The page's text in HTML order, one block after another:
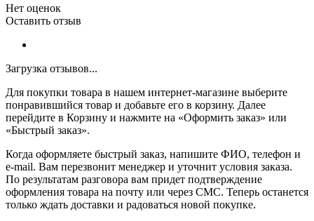
Нет оценок
Оставить отзыв
Загрузка отзывов...
Для покупки товара в нашем интернет-магазине выберите
понравившийся товар и добавьте его в корзину. Далее
перейдите в Корзину и нажмите на «Оформить заказ» или
«Быстрый заказ».
Когда оформляете быстрый заказ, напишите ФИО, телефон и
e-mail. Вам перезвонит менеджер и уточнит условия заказа.
По результатам разговора вам придет подтверждение
оформления товара на почту или через СМС. Теперь останется
только ждать доставки и радоваться новой покупке.